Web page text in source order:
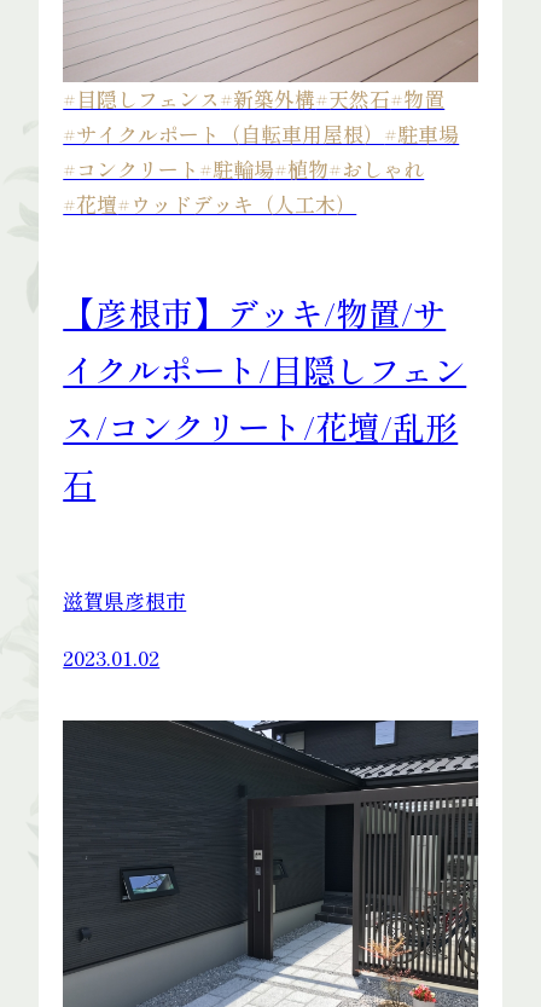
#目隠しフェンス#新築外構#天然石#物置
#サイクルポート（自転車用屋根） #駐車場
#コンクリート #駐輪場#植物#おしゃれ
#花壇#ウッドデッキ（人工木）
【彦根市】デッキ/物置/サ
イクルポート/目隠しフェン
ス/コンクリート/花壇/乱形
石
滋賀県彦根市
2023.01.02